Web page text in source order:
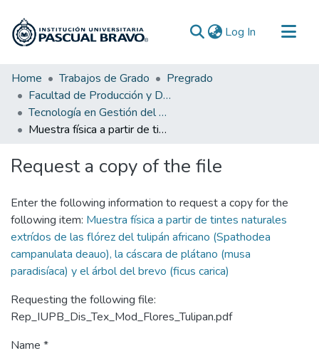
Log In (current)
Communities & Collections
All of DSpace
Statistics
Home Trabajos de Grado
Pregrado
Facultad de Producción y Diseño
Tecnología en Gestión del Diseño Textil y de Moda
Muestra física a partir de tintes naturales extrídos de las flórez del tulipán africano (Spathodea campanulata deauo), la cáscara de plátano (musa paradisíaca) y el árbol del brevo (ficus carica)
Request a copy of the file
Enter the following information to request a copy for the
following item: Muestra física a partir de tintes naturales
extrídos de las flórez del tulipán africano (Spathodea
campanulata deauo), la cáscara de plátano (musa
paradisíaca) y el árbol del brevo (ficus carica)
Requesting the following file:
Rep_IUPB_Dis_Tex_Mod_Flores_Tulipan.pdf
Name *